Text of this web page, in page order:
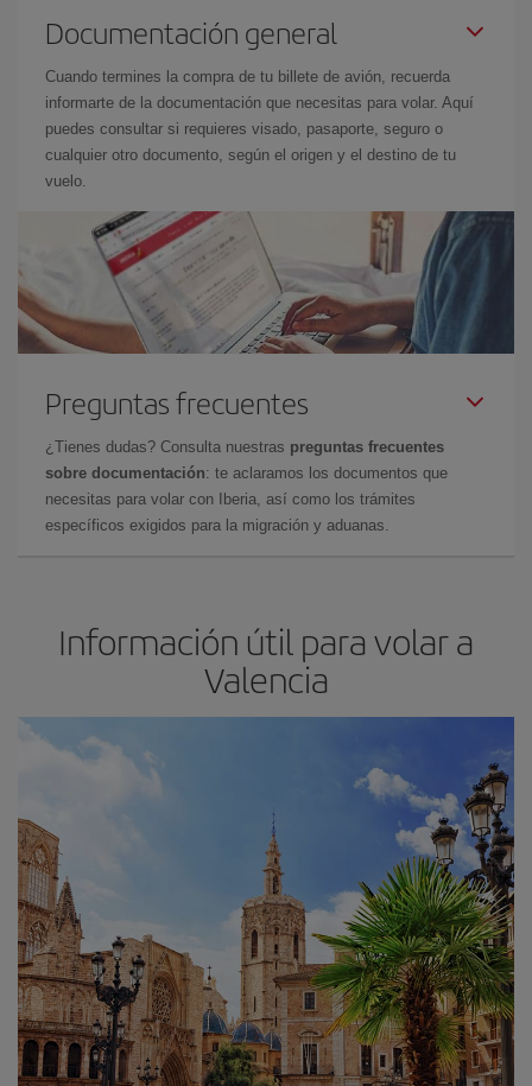
Documentación general
Cuando termines la compra de tu billete de avión, recuerda
informarte de la documentación que necesitas para volar. Aquí
puedes consultar si requieres visado, pasaporte, seguro o
cualquier otro documento, según el origen y el destino de tu
vuelo.
Preguntas frecuentes
¿Tienes dudas? Consulta nuestras preguntas frecuentes
sobre documentación: te aclaramos los documentos que
necesitas para volar con Iberia, así como los trámites
específicos exigidos para la migración y aduanas.
Información útil para volar a
Valencia